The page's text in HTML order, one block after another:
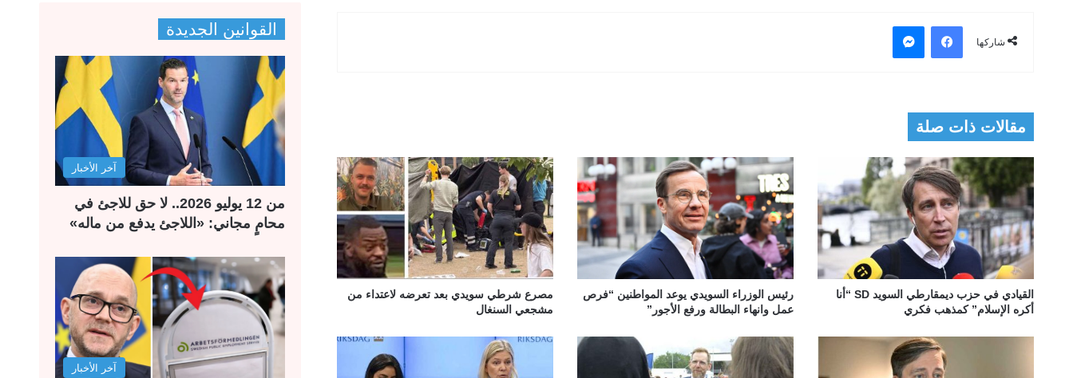
شاركها
فيسبوك ماسنجر
مقالات ذات صلة
القيادي في حزب ديمقارطي السويد SD “أنا
أكره الإسلام” كمذهب فكري
رئيس الوزراء السويدي يوعد المواطنين “فرص
عمل وانهاء البطالة ورفع الأجور”
مصرع شرطي سويدي بعد تعرضه لاعتداء من
مشجعي السنغال
ف
ح
ة
ا
ل
س
ب
ق
ف
ح
ة
ا
ت
ا
ل
ي
ة
القوانين الجديدة
آخر الأخبار
من 12 يوليو 2026.. لا حق للاجئ في
محامٍ مجاني: «اللاجئ يدفع من ماله»
آخر الأخبار